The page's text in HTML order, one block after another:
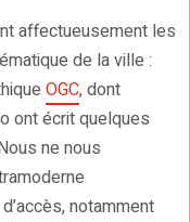
affectueusement les
de la ville :
OGC, dont
ont écrit quelques
ne nous
notamment